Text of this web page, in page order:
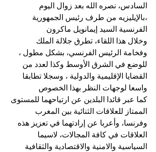
السادس، نصره الله بعد زوال اليوم
،بالإيليزيه من طرف رئيس الجمهورية
الفرنسية السيد إيمانويل ماكرون
وخلال هذا اللقاء، تطرق جلالة الملك
وفخامة الرئيس الفرنسي، بشكل مطول ،
للوضع في الشرق الأوسط وكذا لعدد من
القضايا الإقليمية والدولية ، وسجلا تطابقا
واسعا لوجهات النظر بهذا الخصوص
كما عبر قائدا البلدين عن ارتياحهما للمستوى
الممتاز للعلاقات الثنائية بين المغرب
وفرنسا، وأعربا عن إرادتهما في تعزيز هذه
العلاقات في كافة المجالات، لاسيما
السياسية والامنية والاقتصادية والثقافية